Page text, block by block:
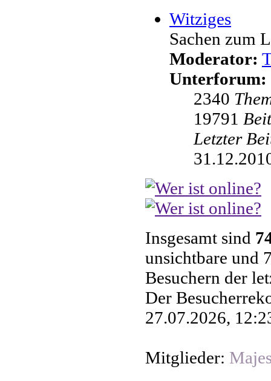
Witziges
Sachen zum
Moderator:
Unterforum:
2340
19791
Letzter
Insgesamt sind
unsichtbare und
Besuchern der
Der
27.07.2026,
Mitglieder: